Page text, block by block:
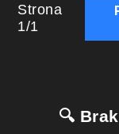
Strona
1/1
🔍